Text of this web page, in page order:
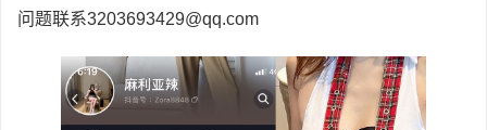
问题联系3203693429@qq.com